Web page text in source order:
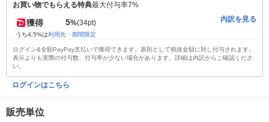
お買い物でもらえる特典最大付与率7%
獲得 5%(34pt)
うち4.5%は利用先・期間限定
内訳を見る
ログイン&全額PayPay支払いで獲得できます。原則として税抜金額に対し付与されます。
表示よりも実際の付与数、付与率が少ない場合があります。詳細は内訳からご確認くださ
い。
ログインはこちら
販売単位